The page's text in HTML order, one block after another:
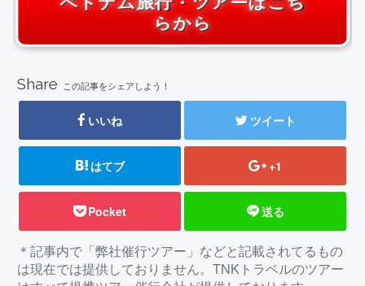
らから
Share この記事をシェアしよう！
いいね ツイート
はてブ +1
Pocket 送る
＊記事内で「弊社催行ツアー」などと記載されてるもの
は現在では提供しておりません。TNKトラベルのツアー